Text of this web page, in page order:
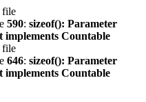
file
590: sizeof(): Parameter
implements Countable
file
646: sizeof(): Parameter
implements Countable